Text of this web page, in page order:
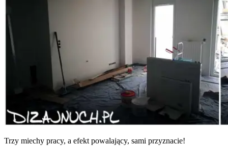
Trzy mie­chy pra­cy, a efekt powa­la­ją­cy, sami przyznacie!